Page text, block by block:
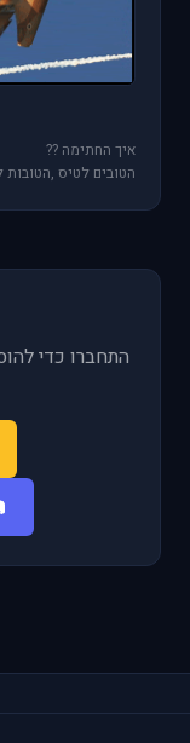
איך החתימה ??
הטובים לטיס ,הטובות
התחברו כדי